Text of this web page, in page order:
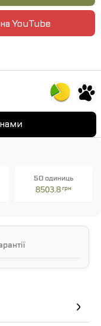
YouTube
50 одиниць
8503.8грн